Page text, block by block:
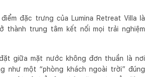
đặc trưng của Lumina Retreat Villa là
thành trung tâm kết nối mọi trải nghiệm
giữa mặt nước không đơn thuần là nơi
như một “phòng khách ngoài trời” đúng